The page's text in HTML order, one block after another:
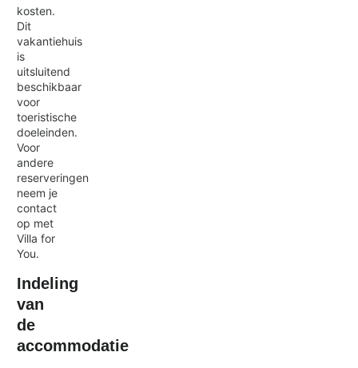
kosten.
Dit
vakantiehuis
is
uitsluitend
beschikbaar
voor
toeristische
doeleinden.
Voor
andere
reserveringen
neem je
contact
op met
Villa for
You.
Indeling
van
de
accommodatie